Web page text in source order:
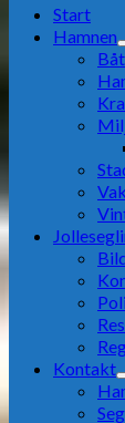
Start
Hamnen
Kontakt